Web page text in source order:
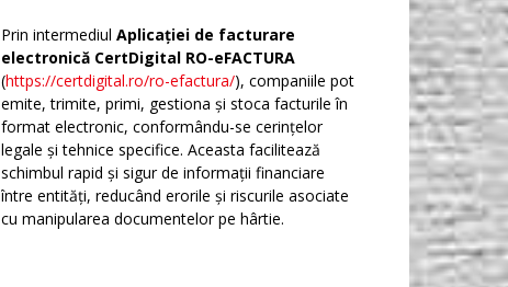
Prin intermediul Aplicației de facturare
electronică CertDigital RO-eFACTURA
(https://certdigital.ro/ro-efactura/), companiile pot
emite, trimite, primi, gestiona și stoca facturile în
format electronic, conformându-se cerințelor
legale și tehnice specifice. Aceasta facilitează
schimbul rapid și sigur de informații financiare
între entități, reducând erorile și riscurile asociate
cu manipularea documentelor pe hârtie.